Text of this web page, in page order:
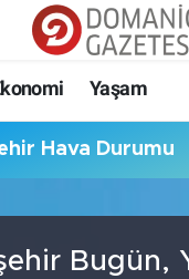
Yaşam
Hava Durumu
Bugün,